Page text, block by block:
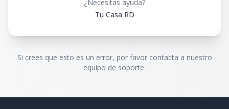
¿Necesitas ayuda?
Tu Casa RD
Si crees que esto es un error, por favor contacta a nuestro
equipo de soporte.